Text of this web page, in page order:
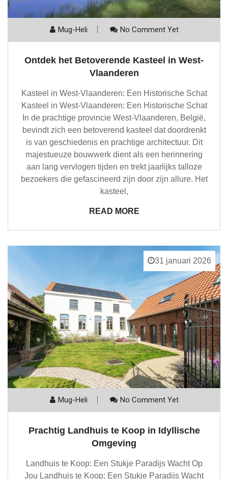
Mug-Heli No Comment Yet
Ontdek het Betoverende Kasteel in West-
Vlaanderen
Kasteel in West-Vlaanderen: Een Historische Schat
Kasteel in West-Vlaanderen: Een Historische Schat
In de prachtige provincie West-Vlaanderen, België,
bevindt zich een betoverend kasteel dat doordrenkt
is van geschiedenis en prachtige architectuur. Dit
majestueuze bouwwerk dient als een herinnering
aan lang vervlogen tijden en trekt jaarlijks talloze
bezoekers die gefascineerd zijn door zijn allure. Het
kasteel,
READ MORE
31 januari 2026
Mug-Heli No Comment Yet
Prachtig Landhuis te Koop in Idyllische
Omgeving
Landhuis te Koop: Een Stukje Paradijs Wacht Op
Jou Landhuis te Koop: Een Stukje Paradijs Wacht